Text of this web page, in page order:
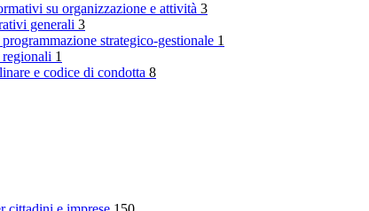
su organizzazione e attività 3
generali 3
strategico-gestionale 1
1
e codice di condotta 8